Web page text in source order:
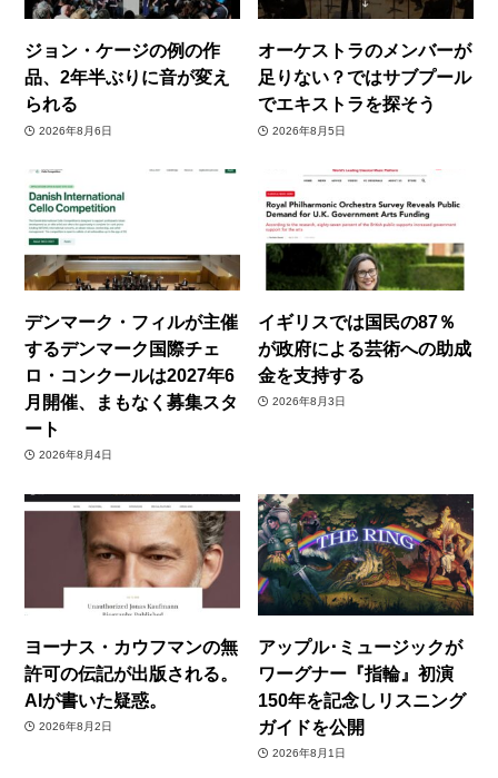
ジョン・ケージの例の作
品、2年半ぶりに音が変え
られる
2026年8月6日
オーケストラのメンバーが
足りない？ではサブプール
でエキストラを探そう
2026年8月5日
デンマーク・フィルが主催
するデンマーク国際チェ
ロ・コンクールは2027年6
月開催、まもなく募集スタ
ート
2026年8月4日
イギリスでは国民の87％
が政府による芸術への助成
金を支持する
2026年8月3日
ヨーナス・カウフマンの無
許可の伝記が出版される。
AIが書いた疑惑。
2026年8月2日
アップル･ミュージックが
ワーグナー『指輪』初演
150年を記念しリスニング
ガイドを公開
2026年8月1日